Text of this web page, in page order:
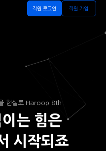
직원 로그인 직원 가입
현실로 Haroop 8th
는 힘은
시작되죠